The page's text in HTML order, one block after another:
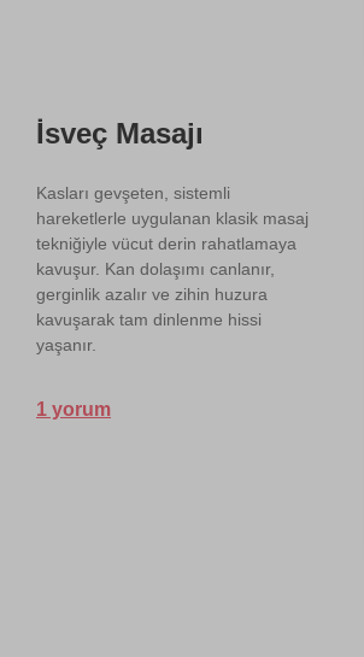
İsveç Masajı
Kasları gevşeten, sistemli
hareketlerle uygulanan klasik masaj
tekniğiyle vücut derin rahatlamaya
kavuşur. Kan dolaşımı canlanır,
gerginlik azalır ve zihin huzura
kavuşarak tam dinlenme hissi
yaşanır.
1 yorum